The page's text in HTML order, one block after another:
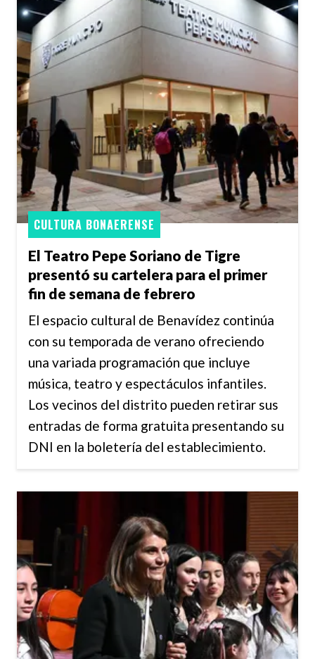
El Teatro Pepe Soriano de Tigre
presentó su cartelera para el primer
fin de semana de febrero
CULTURA BONAERENSE
El espacio cultural de Benavídez continúa
con su temporada de verano ofreciendo
una variada programación que incluye
música, teatro y espectáculos infantiles.
Los vecinos del distrito pueden retirar sus
entradas de forma gratuita presentando su
DNI en la boletería del establecimiento.